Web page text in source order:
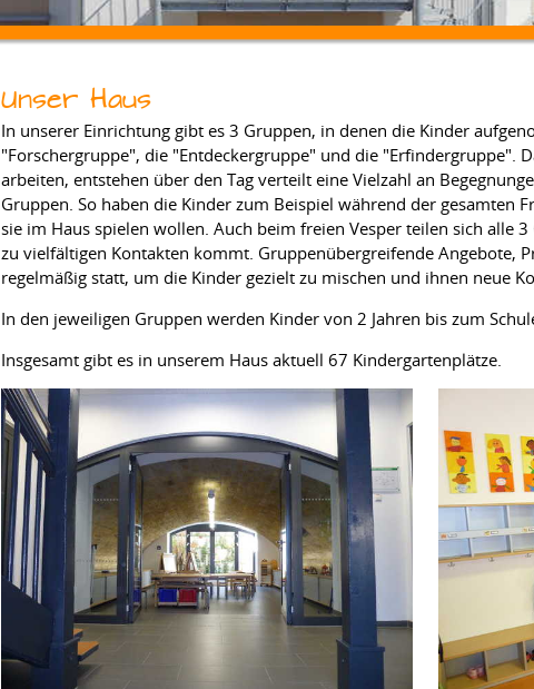
Unser Haus
In unserer Einrichtung gibt es 3 Gruppen, in denen die Kinder
"Forschergruppe", die "Entdeckergruppe" und die "Erfindergruppe".
arbeiten, entstehen über den Tag verteilt eine Vielzahl an
Gruppen. So haben die Kinder zum Beispiel während der gesamten
sie im Haus spielen wollen. Auch beim freien Vesper teilen sich alle
zu vielfältigen Kontakten kommt. Gruppenübergreifende Angebote,
regelmäßig statt, um die Kinder gezielt zu mischen und ihnen neue
In den jeweiligen Gruppen werden Kinder von 2 Jahren bis zum
Insgesamt gibt es in unserem Haus aktuell 67 Kindergartenplätze.